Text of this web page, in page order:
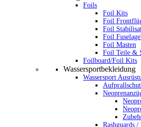
Foils
Foil Kits
Foil
Foil
Foil
Foil Masten
Foil Teile &
Foilboard/Foil Kits
Wassersportbekleidung
Wassersport
Rashguards /